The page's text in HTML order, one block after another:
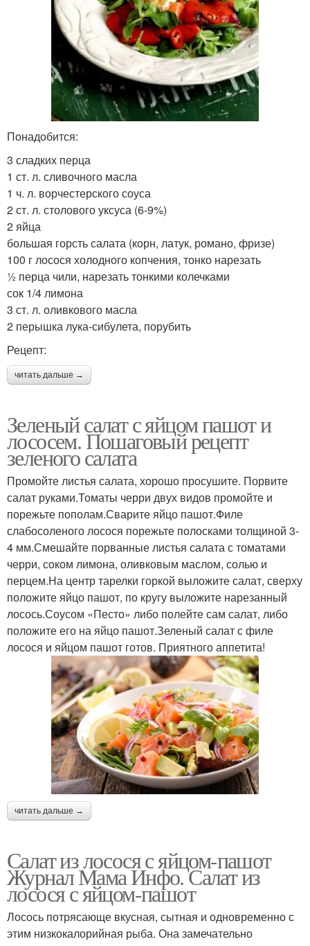
Понадобится:
3 сладких перца
1 ст. л. сливочного масла
1 ч. л. ворчестерского соуса
2 ст. л. столового уксуса (6-9%)
2 яйца
большая горсть салата (корн, латук, романо, фризе)
100 г лосося холодного копчения, тонко нарезать
½ перца чили, нарезать тонкими колечками
сок 1/4 лимона
3 ст. л. оливкового масла
2 перышка лука-сибулета, порубить
Рецепт:
читать дальше →
Зеленый салат с яйцом пашот и
лососем. Пошаговый рецепт
зеленого салата
Промойте листья салата, хорошо просушите. Порвите
салат руками.Томаты черри двух видов промойте и
порежьте пополам.Сварите яйцо пашот.Филе
слабосоленого лосося порежьте полосками толщиной 3-
4 мм.Смешайте порванные листья салата с томатами
черри, соком лимона, оливковым маслом, солью и
перцем.На центр тарелки горкой выложите салат, сверху
положите яйцо пашот, по кругу выложите нарезанный
лосось.Соусом «Песто» либо полейте сам салат, либо
положите его на яйцо пашот.Зеленый салат с филе
лосося и яйцом пашот готов. Приятного аппетита!
читать дальше →
Салат из лосося с яйцом-пашот
Журнал Мама Инфо. Салат из
лосося с яйцом-пашот
Лосось потрясающе вкусная, сытная и одновременно с
этим низкокалорийная рыба. Она замечательно